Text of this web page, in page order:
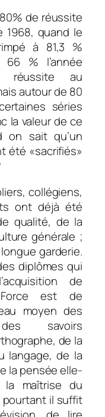
de réussite
quand le
à 81,3 %
66 % l’année
au
autour de 80
séries
la valeur de ce
on sait qu’un
été «sacrifiés»
collégiens,
ont déjà été
qualité, de la
générale ;
garderie.
diplômes qui
de
Force est de
moyen des
savoirs
de la
langage, de la
la pensée elle-
la maîtrise du
il suffit